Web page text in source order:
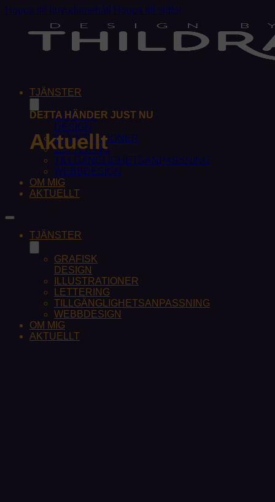
Hoppa till huvudinnehåll Hoppa till sidfot
TJÄNSTER
GRAFISK
DESIGN
ILLUSTRATIONER
LETTERING
TILLGÄNGLIGHETSANPASSNING
WEBBDESIGN
OM MIG
AKTUELLT
TJÄNSTER
GRAFISK
DESIGN
ILLUSTRATIONER
LETTERING
TILLGÄNGLIGHETSANPASSNING
WEBBDESIGN
OM MIG
AKTUELLT
DETTA HÄNDER JUST NU
Aktuellt